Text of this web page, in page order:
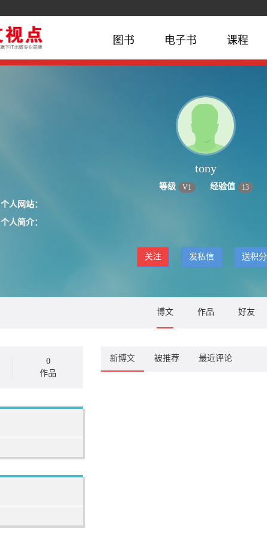
图书 电子书 课程
tony
等级 V1 经验值 13
个人网站：
个人简介：
关注 发私信 送积分
博文 作品 好友
0
作品
新博文 被推荐 最近评论